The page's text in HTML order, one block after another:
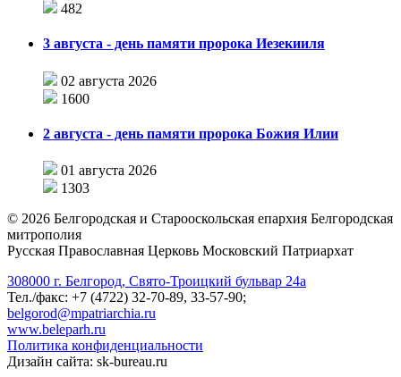
482
3 августа - день памяти пророка Иезекииля
02 августа 2026
1600
2 августа - день памяти пророка Божия Илии
01 августа 2026
1303
© 2026 Белгородская и Старооскольская епархия Белгородская
митрополия
Русская Православная Церковь Московский Патриархат
308000 г. Белгород, Свято-Троицкий бульвар 24а
Тел./факс: +7 (4722) 32-70-89, 33-57-90;
belgorod@mpatriarchia.ru
www.beleparh.ru
Политика конфиденциальности
Дизайн сайта: sk-bureau.ru